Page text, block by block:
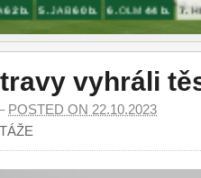
62 b. 5.JAB60 b. 6.OLM44 b. 7.
vyhráli
POSTED ON 22.10.2023